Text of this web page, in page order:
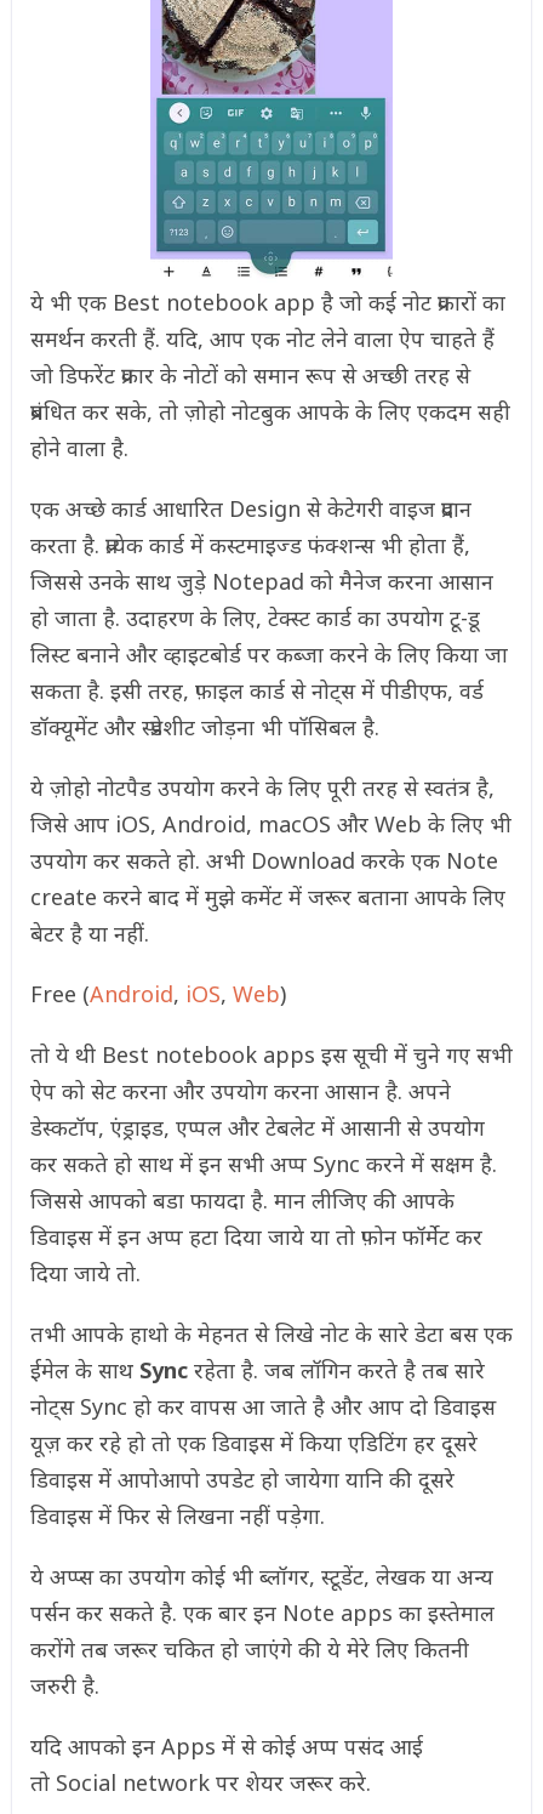
ये भी एक Best notebook app है जो कई नोट प्रकारों का
समर्थन करती हैं. यदि, आप एक नोट लेने वाला ऐप चाहते हैं
जो डिफरेंट प्रकार के नोटों को समान रूप से अच्छी तरह से
प्रबंधित कर सके, तो ज़ोहो नोटबुक आपके के लिए एकदम सही
होने वाला है.
एक अच्छे कार्ड आधारित Design से केटेगरी वाइज प्रदान
करता है. प्रत्येक कार्ड में कस्टमाइज्ड फंक्शन्स भी होता हैं,
जिससे उनके साथ जुड़े Notepad को मैनेज करना आसान
हो जाता है. उदाहरण के लिए, टेक्स्ट कार्ड का उपयोग टू-डू
लिस्ट बनाने और व्हाइटबोर्ड पर कब्जा करने के लिए किया जा
सकता है. इसी तरह, फ़ाइल कार्ड से नोट्स में पीडीएफ, वर्ड
डॉक्यूमेंट और स्प्रेडशीट जोड़ना भी पॉसिबल है.
ये ज़ोहो नोटपैड उपयोग करने के लिए पूरी तरह से स्वतंत्र है,
जिसे आप iOS, Android, macOS और Web के लिए भी
उपयोग कर सकते हो. अभी Download करके एक Note
create करने बाद में मुझे कमेंट में जरूर बताना आपके लिए
बेटर है या नहीं.
Free (Android, iOS, Web)
तो ये थी Best notebook apps इस सूची में चुने गए सभी
ऐप को सेट करना और उपयोग करना आसान है. अपने
डेस्कटॉप, एंड्राइड, एप्पल और टेबलेट में आसानी से उपयोग
कर सकते हो साथ में इन सभी अप्प Sync करने में सक्षम है.
जिससे आपको बडा फायदा है. मान लीजिए की आपके
डिवाइस में इन अप्प हटा दिया जाये या तो फ़ोन फॉर्मेट कर
दिया जाये तो.
तभी आपके हाथो के मेहनत से लिखे नोट के सारे डेटा बस एक
ईमेल के साथ Sync रहेता है. जब लॉगिन करते है तब सारे
नोट्स Sync हो कर वापस आ जाते है और आप दो डिवाइस
यूज़ कर रहे हो तो एक डिवाइस में किया एडिटिंग हर दूसरे
डिवाइस में आपोआपो उपडेट हो जायेगा यानि की दूसरे
डिवाइस में फिर से लिखना नहीं पड़ेगा.
ये अप्प्स का उपयोग कोई भी ब्लॉगर, स्टूडेंट, लेखक या अन्य
पर्सन कर सकते है. एक बार इन Note apps का इस्तेमाल
करोंगे तब जरूर चकित हो जाएंगे की ये मेरे लिए कितनी
जरुरी है.
यदि आपको इन Apps में से कोई अप्प पसंद आई
तो Social network पर शेयर जरूर करे.